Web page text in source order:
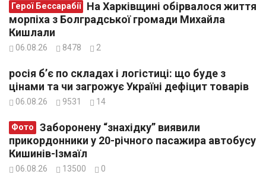
Герої Бессарабії
морпіха з Болградської громади Михайла
Кишлали
06.08.26 8478 2
росія б’є по складах і логістиці: що буде з
цінами та чи загрожує Україні дефіцит товарів
06.08.26 9531 14
Фото
прикордонники у 20-річного пасажира автобусу
Кишинів-Ізмаїл
06.08.26 13500 0